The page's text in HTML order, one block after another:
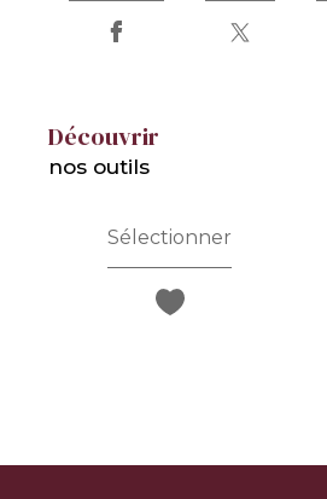
découvrir
nos outils
Sélectionner